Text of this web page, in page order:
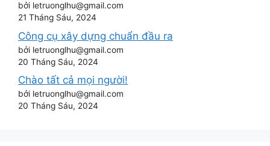
bởi letruonglhu@gmail.com
21 Tháng Sáu, 2024
Công cụ xây dựng chuẩn đầu ra
bởi letruonglhu@gmail.com
20 Tháng Sáu, 2024
Chào tất cả mọi người!
bởi letruonglhu@gmail.com
20 Tháng Sáu, 2024